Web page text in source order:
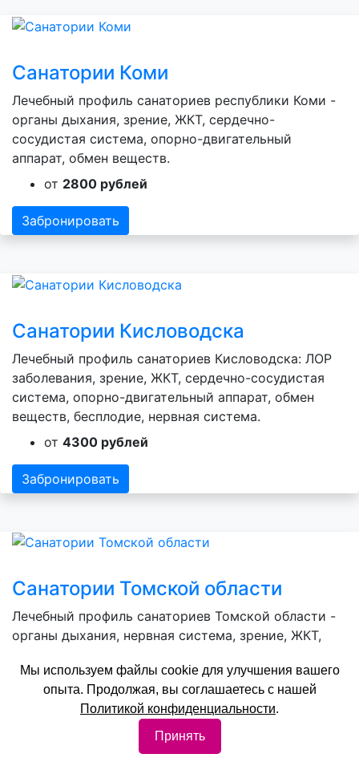
Санатории Коми
Лечебный профиль санаториев республики Коми -
органы дыхания, зрение, ЖКТ, сердечно-
сосудистая система, опорно-двигательный
аппарат, обмен веществ.
от 2800 рублей
Забронировать
Санатории Кисловодска
Лечебный профиль санаториев Кисловодска: ЛОР
заболевания, зрение, ЖКТ, сердечно-сосудистая
система, опорно-двигательный аппарат, обмен
веществ, бесплодие, нервная система.
от 4300 рублей
Забронировать
Санатории Томской области
Лечебный профиль санаториев Томской области -
органы дыхания, нервная система, зрение, ЖКТ,
двигательный аппарат, обмен веществ.
2700 рублей
Мы используем файлы cookie для улучшения вашего
опыта. Продолжая, вы соглашаетесь с нашей
Политикой конфиденциальности.
Принять